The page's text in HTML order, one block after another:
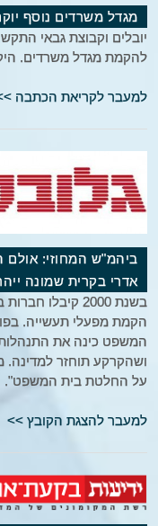
מגדל משרדים נוסף
יובלים וקבוצת גבאי
להקמת מגדל משרדים. היקף
למעבר לקריאת הכתבה
ביהמ"ש המחוזי: אולם
אדרי בקרית שמונה
בשנת 2000
הקמת מפעלי תעשייה.
המשפט כינה את
ושהקרקע תוחזר למדינה.
על החלטת בית המשפט".
למעבר להצגת הקובץ >>